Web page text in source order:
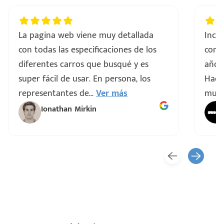
La pagina web viene muy detallada
con todas las especificaciones de los
diferentes carros que busqué y es
super fácil de usar. En persona, los
representantes de...Ver más
Ionathan Mirkin
muy